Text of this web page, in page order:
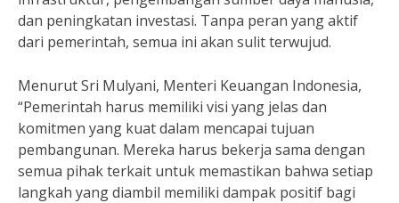
dan peningkatan investasi. Tanpa peran yang aktif
dari pemerintah, semua ini akan sulit terwujud.
Menurut Sri Mulyani, Menteri Keuangan Indonesia,
“Pemerintah harus memiliki visi yang jelas dan
komitmen yang kuat dalam mencapai tujuan
pembangunan. Mereka harus bekerja sama dengan
semua pihak terkait untuk memastikan bahwa setiap
langkah yang diambil memiliki dampak positif bagi